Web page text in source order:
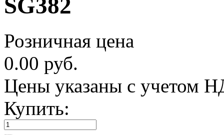
SG382
Розничная цена
0.00 руб.
Цены указаны с учетом
Купить: